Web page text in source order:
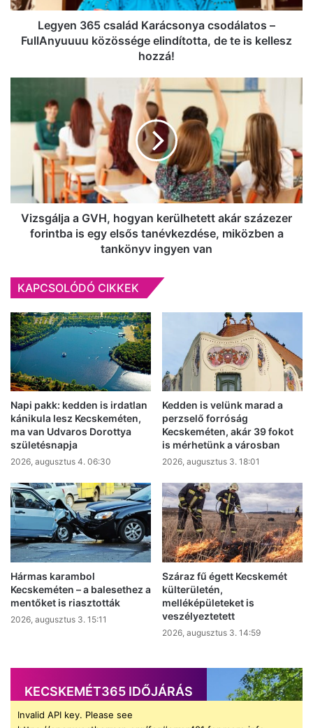
elindította,
Legyen 365 család Karácsonya csodálatos –
FullAnyuuuu közössége elindította, de te is kellesz
hozzá!
GVH,
hogyan
kerülhetett
százezer
forintba
is
egy
elsős
tankönyv
van
Vizsgálja a GVH, hogyan kerülhetett akár százezer
forintba is egy elsős tanévkezdése, miközben a
tankönyv ingyen van
KAPCSOLÓDÓ CIKKEK
Napi pakk: kedden is irdatlan
kánikula lesz Kecskeméten,
ma van Udvaros Dorottya
születésnapja
2026, augusztus 4. 06:30
Kedden is velünk marad a
perzselő forróság
Kecskeméten, akár 39 fokot
is mérhetünk a városban
2026, augusztus 3. 18:01
Hármas karambol
Kecskeméten – a balesethez a
mentőket is riasztották
2026, augusztus 3. 15:11
Száraz fű égett Kecskemét
külterületén,
melléképületeket is
veszélyeztetett
2026, augusztus 3. 14:59
KECSKEMÉT365 IDŐJÁRÁS
Invalid API key. Please see